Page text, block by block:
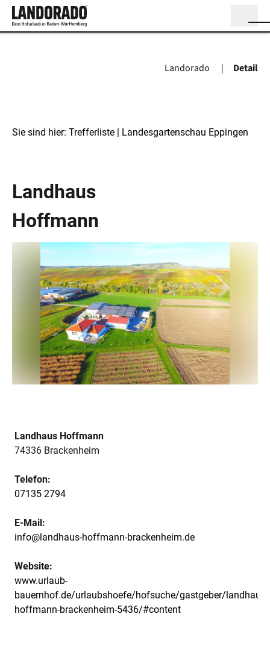
Detail
Sie sind hier: Trefferliste | Landesgartenschau Eppingen
Landhaus
Hoffmann
Landhaus Hoffmann
74336 Brackenheim
Telefon:
07135 2794
E-Mail:
info@landhaus-hoffmann-brackenheim.de
Website:
www.urlaub-
bauernhof.de/urlaubshoefe/hofsuche/gastgeber/landhaus-
hoffmann-brackenheim-5436/#content